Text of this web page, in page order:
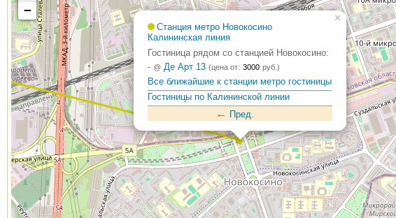
Станция метро Новокосино
Калининская линия
Гостиница рядом со станцией Новокосино:
- @ Де Арт 13 (цена от: 3000 руб.)
Все ближайшие к станции метро гостиницы
Гостиницы по Калининской линии
← Пред.
×
−